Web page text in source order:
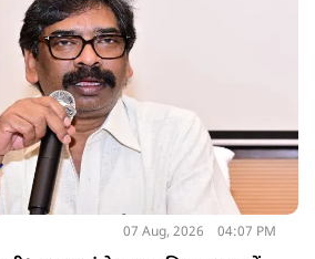
के निर्देश दिए हैं.
07 Aug, 2026 04:07 PM